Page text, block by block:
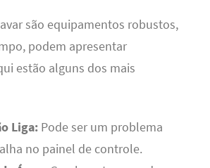
são equipamentos robustos,
podem apresentar
estão alguns dos mais
Liga: Pode ser um problema
no painel de controle.